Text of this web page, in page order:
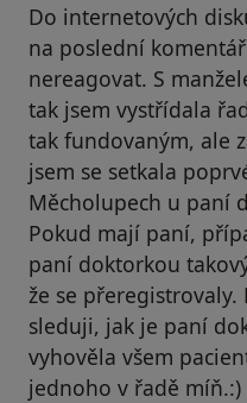
Do internetových
na poslední
nereagovat. S
tak jsem vystřídala
tak fundovaným, ale
jsem se setkala
Měcholupech u paní
Pokud mají paní,
paní doktorkou
že se přeregistrovaly.
sleduji, jak je paní
vyhověla všem
jednoho v řadě míň.:)